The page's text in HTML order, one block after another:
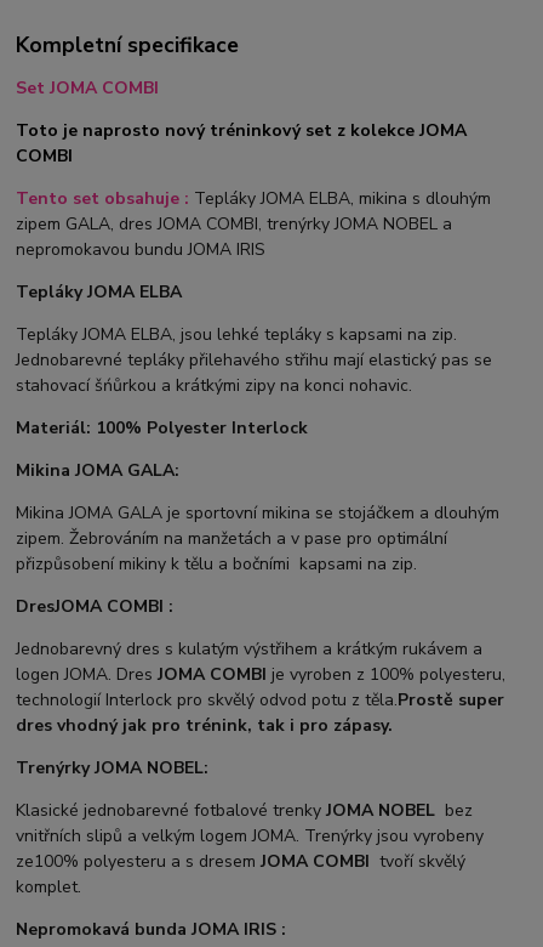
Kompletní specifikace
Set JOMA COMBI
Toto je naprosto nový tréninkový set z kolekce JOMA
COMBI
Tento set obsahuje : Tepláky JOMA ELBA, mikina s dlouhým
zipem GALA, dres JOMA COMBI, trenýrky JOMA NOBEL a
nepromokavou bundu JOMA IRIS
Tepláky JOMA ELBA
Tepláky JOMA ELBA, jsou lehké tepláky s kapsami na zip.
Jednobarevné tepláky přilehavého střihu mají elastický pas se
stahovací šńůrkou a krátkými zipy na konci nohavic.
Materiál: 100% Polyester Interlock
Mikina JOMA GALA:
Mikina JOMA GALA je sportovní mikina se stojáčkem a dlouhým
zipem. Žebrováním na manžetách a v pase pro optimální
přizpůsobení mikiny k tělu a bočními kapsami na zip.
DresJOMA COMBI :
Jednobarevný dres s kulatým výstřihem a krátkým rukávem a
logen JOMA. DresJOMA COMBI je vyroben z 100% polyesteru,
technologií Interlock pro skvělý odvod potu z těla.Prostě super
dres vhodný jak pro trénink, tak i pro zápasy.
Trenýrky JOMA NOBEL:
Klasické jednobarevné fotbalové trenky JOMA NOBEL bez
vnitřních slipů a velkým logem JOMA. Trenýrky jsou vyrobeny
ze100% polyesteru a s dresemJOMA COMBI tvoří skvělý
komplet.
Nepromokavá bunda JOMA IRIS :